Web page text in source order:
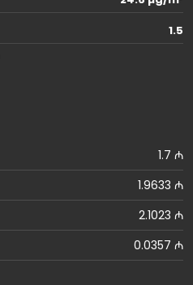
1.5
1.7 ₼
1.9633 ₼
2.1023 ₼
0.0357 ₼